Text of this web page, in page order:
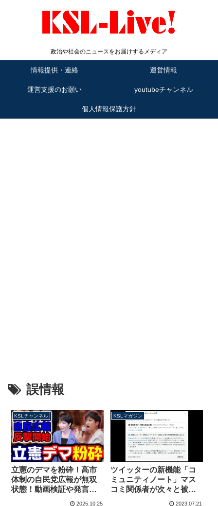
政治や社会のニュースをお届けするメディア
情報提供・連絡 運営情報
運営支援のお願い youtubeチャンネル
個人情報保護方針
誤情報
KSLチャンネル
立憲のデマを粉砕！高市
体制の自民党広報が無双
状態！動画検証や発言文
2025.10.25
KSLマガジン
ツイッターの新機能「コ
ミュニティノート」マス
コミ関係者が次々と被
2023.07.21